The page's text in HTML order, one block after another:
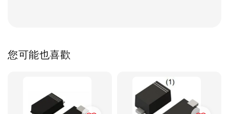
您可能也喜歡